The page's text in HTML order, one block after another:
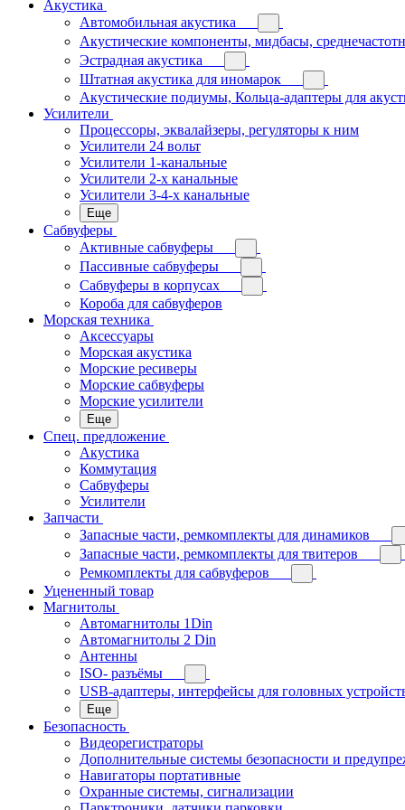
Акустика
Автомобильная акустика
Акустические компоненты, мидбасы,
Эстрадная акустика
Штатная акустика для иномарок
Акустические подиумы, Кольца-адаптеры для
Усилители
Процессоры, эквалайзеры, регуляторы к ним
Усилители 24 вольт
Усилители 1-канальные
Усилители 2-х канальные
Усилители 3-4-х канальные
Еще
Сабвуферы
Активные сабвуферы
Пассивные сабвуферы
Сабвуферы в корпусах
Короба для сабвуферов
Морская техника
Аксессуары
Морская акустика
Морские ресиверы
Морские сабвуферы
Морские усилители
Еще
Спец. предложение
Акустика
Коммутация
Сабвуферы
Усилители
Запчасти
Запасные части, ремкомплекты для динамиков
Запасные части, ремкомплекты для твитеров
Ремкомплекты для сабвуферов
Уцененный товар
Магнитолы
Автомагнитолы 1Din
Автомагнитолы 2 Din
Антенны
ISO- разъёмы
USB-адаптеры, интерфейсы для головных
Еще
Безопасность
Видеорегистраторы
Дополнительные системы безопасности и
Навигаторы портативные
Охранные системы, сигнализации